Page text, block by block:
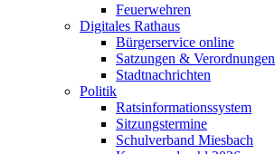
Feuerwehren
Digitales Rathaus
Bürgerservice online
Satzungen & Verordnungen
Stadtnachrichten
Politik
Ratsinformationssystem
Sitzungstermine
Schulverband Miesbach